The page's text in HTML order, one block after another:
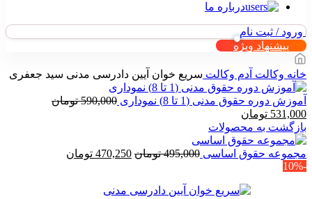
درباره ما
ورود / ثبت نام
پیشنهاد ویژه
خانه وکالت آدم وکالت سریع خوان آیین دادرسی مدنی سید جعفری
آموزش دوره حقوق مدنی (1 تا 8) نموداری 590,000 تومان
قیمت
اصلی
590,000 تومان
بود.
531,000 تومان
فعلی
531,000 تومان
است.
بازگشت به محصولات
مجموعه حقوق اساسی 495,000 تومان قیمت
بود.
470,250 تومان
-10%